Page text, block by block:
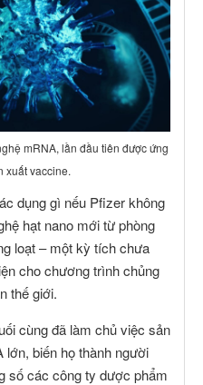
mRNA, lần đầu tiên được ứng
xuất vaccine.
dụng gì nếu Pfizer không
hạt nano mới từ phòng
loạt – một kỳ tích chưa
cho chương trình chủng
thế giới.
cùng đã làm chủ việc sản
biến họ thành người
số các công ty dược phẩm